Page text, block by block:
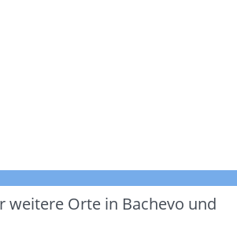
weitere Orte in Bachevo und